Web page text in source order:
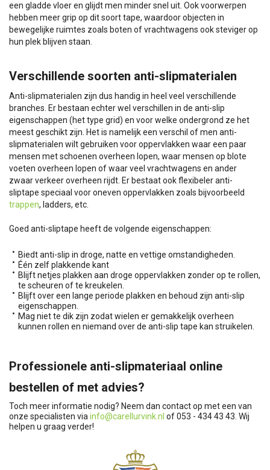
een gladde vloer en glijdt men minder snel uit. Ook voorwerpen
hebben meer grip op dit soort tape, waardoor objecten in
bewegelijke ruimtes zoals boten of vrachtwagens ook steviger op
hun plek blijven staan.
Verschillende soorten anti-slipmaterialen
Anti-slipmaterialen zijn dus handig in heel veel verschillende
branches. Er bestaan echter wel verschillen in de anti-slip
eigenschappen (het type grid) en voor welke ondergrond ze het
meest geschikt zijn. Het is namelijk een verschil of men anti-
slipmaterialen wilt gebruiken voor oppervlakken waar een paar
mensen met schoenen overheen lopen, waar mensen op blote
voeten overheen lopen of waar veel vrachtwagens en ander
zwaar verkeer overheen rijdt. Er bestaat ook flexibeler anti-
sliptape speciaal voor oneven oppervlakken zoals bijvoorbeeld
trappen, ladders, etc.
Goed anti-sliptape heeft de volgende eigenschappen:
Biedt anti-slip in droge, natte en vettige omstandigheden.
Één zelf plakkende kant
Blijft netjes plakken aan droge oppervlakken zonder op te rollen,
te scheuren of te kreukelen.
Blijft over een lange periode plakken en behoud zijn anti-slip
eigenschappen.
Mag niet te dik zijn zodat wielen er gemakkelijk overheen
kunnen rollen en niemand over de anti-slip tape kan struikelen.
Professionele anti-slipmateriaal online
bestellen of met advies?
Toch meer informatie nodig? Neem dan contact op met een van
onze specialisten viainfo@carellurvink.nl of 053 - 434 43 43. Wij
helpen u graag verder!